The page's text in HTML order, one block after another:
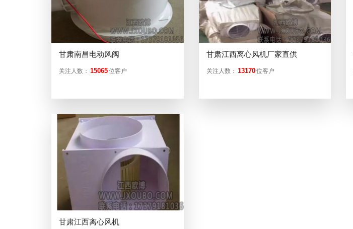
甘肃南昌电动风阀
关注人数： 15065位客户
甘肃江西离心风机厂家直供
关注人数： 13170位客户
甘肃江西离心风机